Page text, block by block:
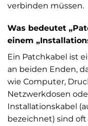
verbinden müssen.
Was bedeutet
einem
Ein Patchkabel ist
an beiden Enden,
wie Computer,
Netzwerkdosen
Installationskabel
bezeichnet) sind